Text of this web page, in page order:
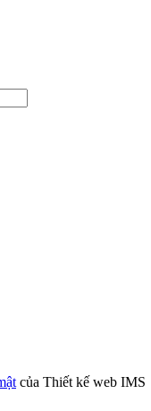
của Thiết kế web IMS